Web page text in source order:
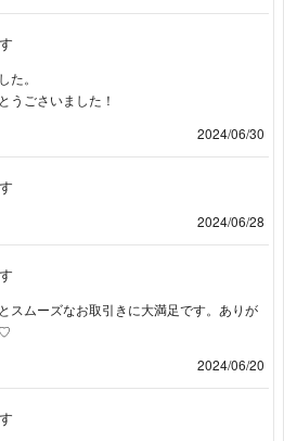
た。
うごさいました！
2024/06/30
2024/06/28
スムーズなお取引きに大満足です。ありが
2024/06/20